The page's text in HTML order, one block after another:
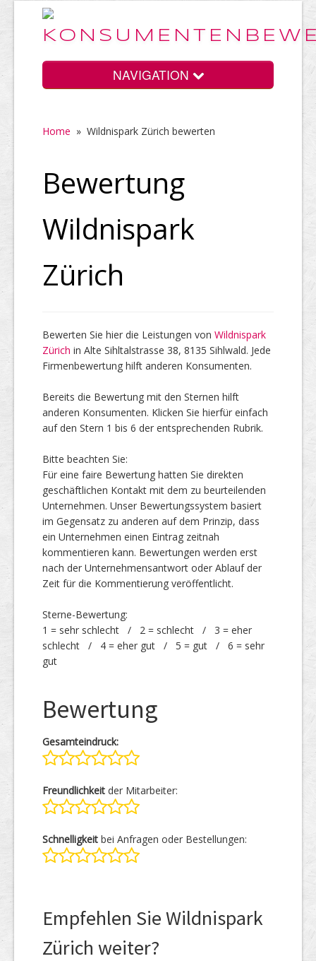
NAVIGATION
Home
Vorteile
Top Firmen
Über uns
Home » Wildnispark Zürich bewerten
Bewertung
Wildnispark
Zürich
Bewerten Sie hier die Leistungen von Wildnispark
Zürich in Alte Sihltalstrasse 38, 8135 Sihlwald. Jede
Firmenbewertung hilft anderen Konsumenten.
Bereits die Bewertung mit den Sternen hilft
anderen Konsumenten. Klicken Sie hierfür einfach
auf den Stern 1 bis 6 der entsprechenden Rubrik.
Bitte beachten Sie:
Für eine faire Bewertung hatten Sie direkten
geschäftlichen Kontakt mit dem zu beurteilenden
Unternehmen. Unser Bewertungssystem basiert
im Gegensatz zu anderen auf dem Prinzip, dass
ein Unternehmen einen Eintrag zeitnah
kommentieren kann. Bewertungen werden erst
nach der Unternehmensantwort oder Ablauf der
Zeit für die Kommentierung veröffentlicht.
Sterne-Bewertung:
1 = sehr schlecht / 2 = schlecht / 3 = eher
schlecht / 4 = eher gut / 5 = gut / 6 = sehr
gut
Bewertung
Gesamteindruck:
Freundlichkeit der Mitarbeiter:
Schnelligkeit bei Anfragen oder Bestellungen:
Empfehlen Sie Wildnispark
Zürich weiter?